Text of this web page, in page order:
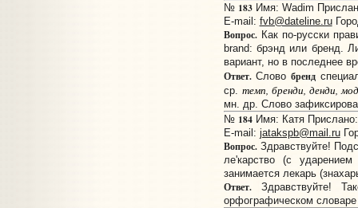
№ 183Имя: Wadim
E-mail: fvb@dateline.ru
Вопрос.Как по-русски
brand: брэнд или бренд.
вариант, но в последнее
Ответ.Словобренд
ср. темп, бренди, денди,
мн. др. Слово
№ 184Имя: Катя Прислано:
E-mail: jatakspb@mail.ru
Вопрос.Здравствуйте!
ле'карство (с
занимается лекарь
Ответ.Здравствуйте!
орфографическом